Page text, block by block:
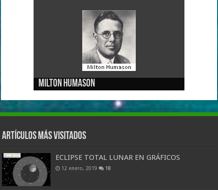
Milton Humason
Artículos más visitados
ECLIPSE TOTAL LUNAR EN GRÁFICOS
12 enero, 2019 18